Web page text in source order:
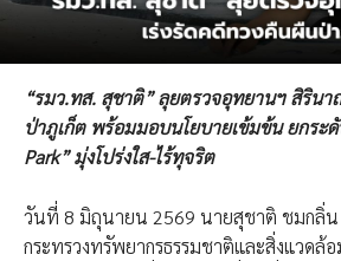
“รมว.ทส. สุชาติ” ลุยตรวจอุทยานฯ สิรินา
ป่าภูเก็ต พร้อมมอบนโยบายเข้มข้น ยกระ
Park” มุ่งโปร่งใส-ไร้ทุจริต
วันที่ 8 มิถุนายน 2569 นายสุชาติ ชมกลิ่น
กระทรวงทรัพยากรธรรมชาติและสิ่งแวด